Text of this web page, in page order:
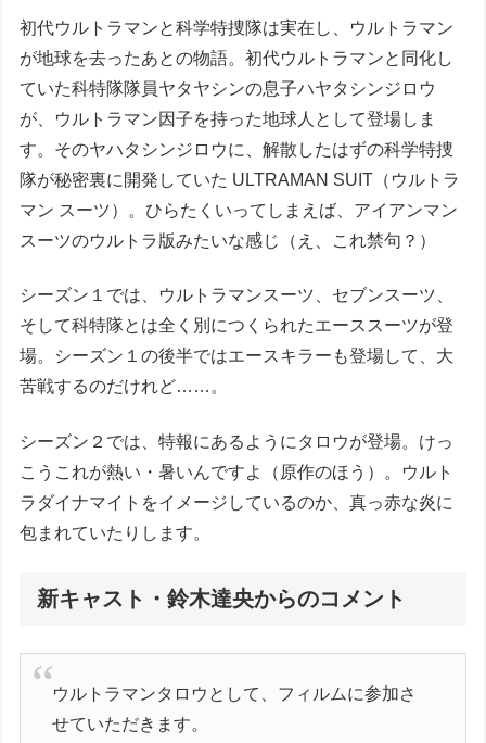
初代ウルトラマンと科学特捜隊は実在し、ウルトラマン
が地球を去ったあとの物語。初代ウルトラマンと同化し
ていた科特隊隊員ヤタヤシンの息子ハヤタシンジロウ
が、ウルトラマン因子を持った地球人として登場しま
す。そのヤハタシンジロウに、解散したはずの科学特捜
隊が秘密裏に開発していた ULTRAMAN SUIT（ウルトラ
マン スーツ）。ひらたくいってしまえば、アイアンマン
スーツのウルトラ版みたいな感じ（え、これ禁句？）
シーズン１では、ウルトラマンスーツ、セブンスーツ、
そして科特隊とは全く別につくられたエーススーツが登
場。シーズン１の後半ではエースキラーも登場して、大
苦戦するのだけれど……。
シーズン２では、特報にあるようにタロウが登場。けっ
こうこれが熱い・暑いんですよ（原作のほう）。ウルト
ラダイナマイトをイメージしているのか、真っ赤な炎に
包まれていたりします。
新キャスト・鈴⽊達央からのコメント
ウルトラマンタロウとして、フィルムに参加さ
せていただきます。